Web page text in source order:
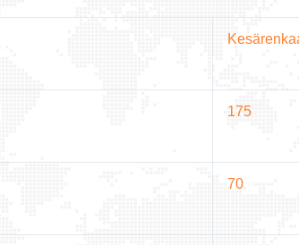
175
70